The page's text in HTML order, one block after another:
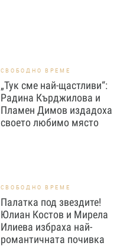
СВОБОДНО ВРЕМЕ
„Тук сме най-щастливи“:
Радина Кърджилова и
Пламен Димов издадоха
своето любимо място
СВОБОДНО ВРЕМЕ
Палатка под звездите!
Юлиан Костов и Мирела
Илиева избраха най-
романтичната почивка